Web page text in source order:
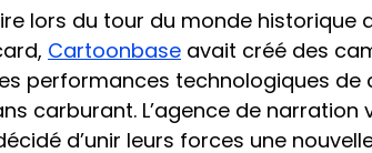
lors du tour du monde historique
Cartoonbase avait créé des
performances technologiques
carburant. L’agence de narration
d’unir leurs forces une